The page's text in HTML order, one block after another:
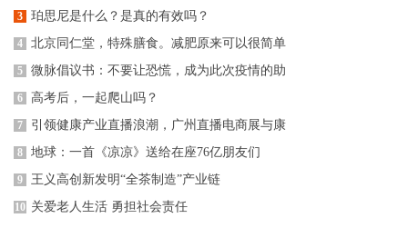
3 珀思尼是什么？是真的有效吗？
4 北京同仁堂，特殊膳食。减肥原来可以很简单
5 微脉倡议书：不要让恐慌，成为此次疫情的助
6 高考后，一起爬山吗？
7 引领健康产业直播浪潮，广州直播电商展与康
8 地球：一首《凉凉》送给在座76亿朋友们
9 王义高创新发明“全茶制造”产业链
10 关爱老人生活 勇担社会责任